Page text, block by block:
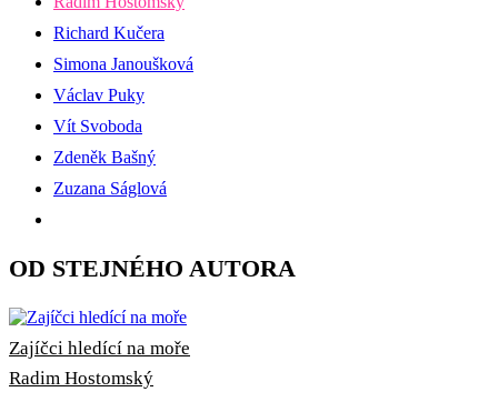
Richard Kučera
Simona Janoušková
Václav Puky
Vít Svoboda
Zdeněk Bašný
Zuzana Ságlová
OD STEJNÉHO AUTORA
Zajíčci hledící na moře
Radim Hostomský